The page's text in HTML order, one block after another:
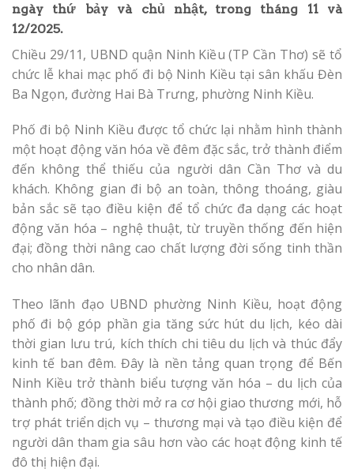
ngày thứ bảy và chủ nhật, trong tháng 11 và
12/2025.
Chiều 29/11, UBND quận Ninh Kiều (TP Cần Thơ) sẽ tổ
chức lễ khai mạc phố đi bộ Ninh Kiều tại sân khấu Đèn
Ba Ngọn, đường Hai Bà Trưng, phường Ninh Kiều.
Phố đi bộ Ninh Kiều được tổ chức lại nhằm hình thành
một hoạt động văn hóa về đêm đặc sắc, trở thành điểm
đến không thể thiếu của người dân Cần Thơ và du
khách. Không gian đi bộ an toàn, thông thoáng, giàu
bản sắc sẽ tạo điều kiện để tổ chức đa dạng các hoạt
động văn hóa – nghệ thuật, từ truyền thống đến hiện
đại; đồng thời nâng cao chất lượng đời sống tinh thần
cho nhân dân.
Theo lãnh đạo UBND phường Ninh Kiều, hoạt động
phố đi bộ góp phần gia tăng sức hút du lịch, kéo dài
thời gian lưu trú, kích thích chi tiêu du lịch và thúc đẩy
kinh tế ban đêm. Đây là nền tảng quan trọng để Bến
Ninh Kiều trở thành biểu tượng văn hóa – du lịch của
thành phố; đồng thời mở ra cơ hội giao thương mới, hỗ
trợ phát triển dịch vụ – thương mại và tạo điều kiện để
người dân tham gia sâu hơn vào các hoạt động kinh tế
đô thị hiện đại.